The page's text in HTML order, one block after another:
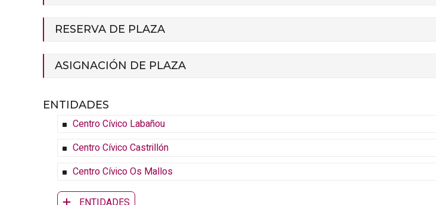
RESERVA DE PLAZA
ASIGNACIÓN DE PLAZA
ENTIDADES
Centro Cívico Labañou
Centro Cívico Castrillón
Centro Cívico Os Mallos